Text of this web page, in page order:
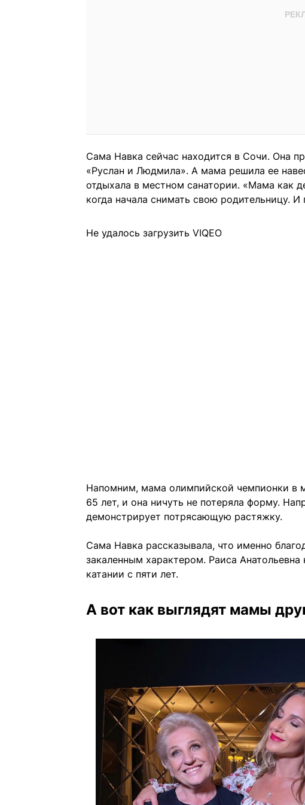
Сама Навка сейчас находится в Сочи. Она
«Руслан и Людмила». А мама решила ее
отдыхала в местном санатории. «Мама как
когда начала снимать свою родительницу. И
Не удалось загрузить VIQEO
Напомним, мама олимпийской чемпионки в
65 лет, и она ничуть не потеряла форму.
демонстрирует потрясающую растяжку.
Сама Навка рассказывала, что именно
закаленным характером. Раиса
катании с пяти лет.
А вот как выглядят мамы